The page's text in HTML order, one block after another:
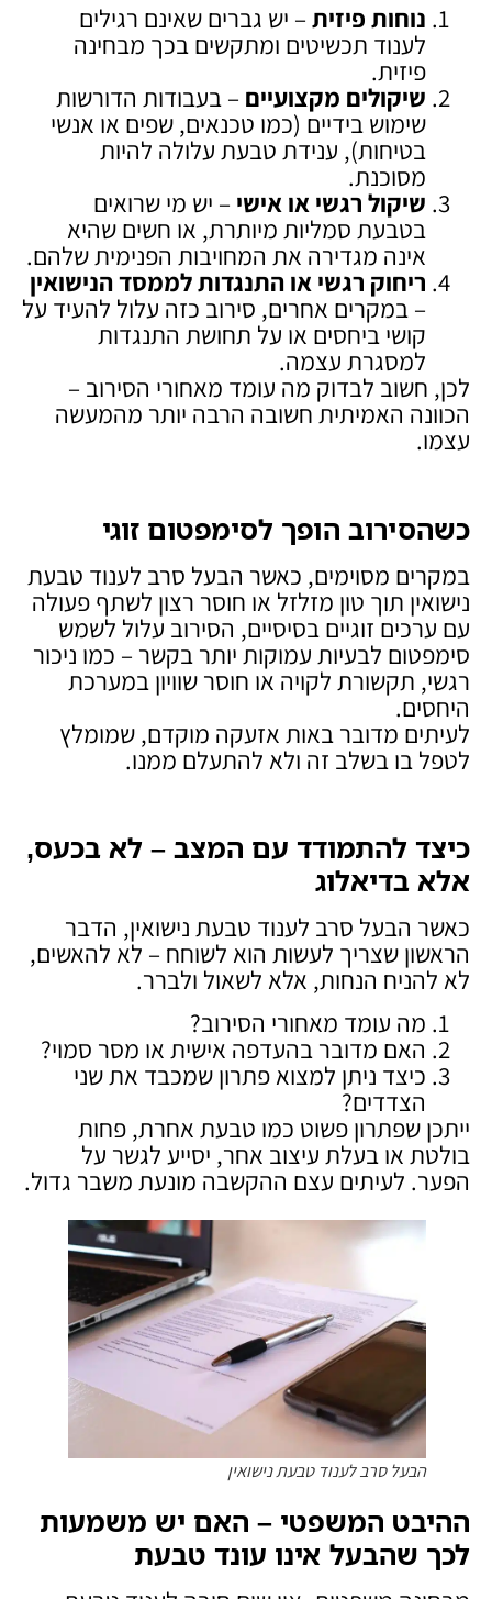
נוחות פיזית – יש גברים שאינם רגילים
לענוד תכשיטים ומתקשים בכך מבחינה
פיזית.
שיקולים מקצועיים – בעבודות הדורשות
שימוש בידיים (כמו טכנאים, שפים או אנשי
בטיחות), ענידת טבעת עלולה להיות
מסוכנת.
שיקול רגשי או אישי – יש מי שרואים
בטבעת סמליות מיותרת, או חשים שהיא
אינה מגדירה את המחויבות הפנימית שלהם.
ריחוק רגשי או התנגדות לממסד הנישואין
– במקרים אחרים, סירוב כזה עלול להעיד על
קושי ביחסים או על תחושת התנגדות
למסגרת עצמה.
לכן, חשוב לבדוק מה עומד מאחורי הסירוב –
הכוונה האמיתית חשובה הרבה יותר מהמעשה
עצמו.
כשהסירוב הופך לסימפטום זוגי
במקרים מסוימים, כאשר הבעל סרב לענוד טבעת
נישואין תוך טון מזלזל או חוסר רצון לשתף פעולה
עם ערכים זוגיים בסיסיים, הסירוב עלול לשמש
סימפטום לבעיות עמוקות יותר בקשר – כמו ניכור
רגשי, תקשורת לקויה או חוסר שוויון במערכת
היחסים.
לעיתים מדובר באות אזעקה מוקדם, שמומלץ
לטפל בו בשלב זה ולא להתעלם ממנו.
כיצד להתמודד עם המצב – לא בכעס,
אלא בדיאלוג
כאשר הבעל סרב לענוד טבעת נישואין, הדבר
הראשון שצריך לעשות הוא לשוחח – לא להאשים,
לא להניח הנחות, אלא לשאול ולברר.
מה עומד מאחורי הסירוב?
האם מדובר בהעדפה אישית או מסר סמוי?
כיצד ניתן למצוא פתרון שמכבד את שני
הצדדים?
ייתכן שפתרון פשוט כמו טבעת אחרת, פחות
בולטת או בעלת עיצוב אחר, יסייע לגשר על
הפער. לעיתים עצם ההקשבה מונעת משבר גדול.
הבעל סרב לענוד טבעת נישואין
ההיבט המשפטי – האם יש משמעות
לכך שהבעל אינו עונד טבעת